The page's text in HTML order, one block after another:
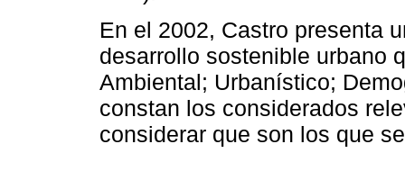
En el 2002, Castro presenta
desarrollo sostenible urbano
Ambiental; Urbanístico;
constan los considerados
considerar que son los que